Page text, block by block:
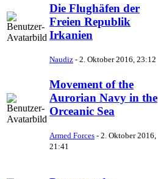
Die Flughäfen der
Freien Republik
Irkanien
Naudiz - 2. Oktober 2016, 23:12
Movement of the
Aurorian Navy in the
Orceanic Sea
Armed Forces - 2. Oktober 2016,
21:41